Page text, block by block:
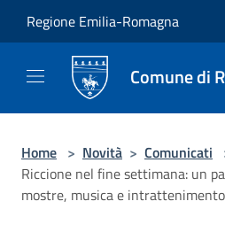
Regione Emilia-Romagna
Comune di
Home > Novità > Comunicati
Riccione nel fine settimana: un
mostre, musica e intrattenimento